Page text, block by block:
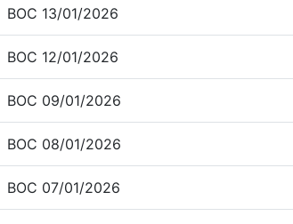
BOC 13/01/2026
BOC 12/01/2026
BOC 09/01/2026
BOC 08/01/2026
BOC 07/01/2026